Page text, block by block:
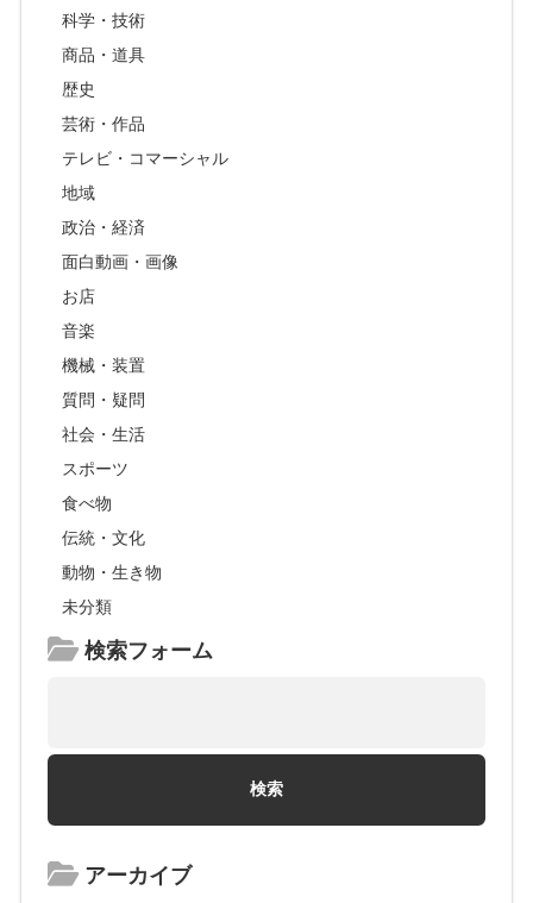
科学・技術
商品・道具
歴史
芸術・作品
テレビ・コマーシャル
地域
政治・経済
面白動画・画像
お店
音楽
機械・装置
質問・疑問
社会・生活
スポーツ
食べ物
伝統・文化
動物・生き物
未分類
検索フォーム
アーカイブ